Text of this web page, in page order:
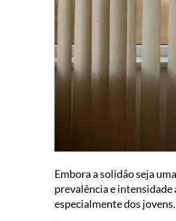
Embora a solidão seja
prevalência e
especialmente dos jovens.